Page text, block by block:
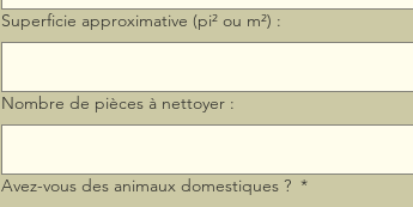
Superficie approximative (pi² ou m²) :
Nombre de pièces à nettoyer :
Avez-vous des animaux domestiques ? *